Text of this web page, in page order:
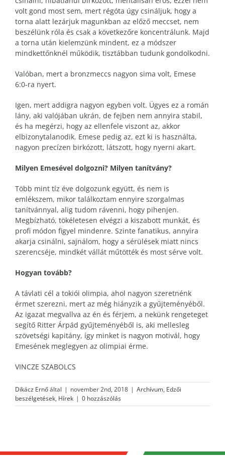
volt gond most sem, mert régóta úgy csináljuk, hogy a
torna alatt lezárjuk magunkban az előző meccset, nem
beszélünk róla és csak a következőre koncentrálunk. Majd
a torna után kielemzünk mindent, ez a módszer
mindkettőnknél működik, tisztábban tudunk gondolkodni.
Valóban, mert a bronzmeccs nagyon sima volt, Emese
6:0-ra nyert.
Igen, mert addigra nagyon egyben volt. Ügyes ez a román
lány, aki valójában ukrán, de fejben nem annyira stabil,
és ha megérzi, hogy az ellenfele viszont az, akkor
elbizonytalanodik. Emese pedig az, ezt ki is használta,
nagyon precízen birkózott, látszott, hogy nyerni akart.
Milyen Emesével dolgozni? Milyen tanítvány?
Több mint tíz éve dolgozunk együtt, és nem is
emlékszem, mikor találkoztam ennyire szorgalmas
tanítvánnyal, alig tudom rávenni, hogy pihenjen.
Megbízható, tökéletesen elvégzi a kiszabott munkát, és
profi módon figyel mindenre. Szinte fanatikus, annyira
akarja csinálni, sajnálom, hogy a sérülések miatt nincs
szerencséje, mindkét vállát műtötték és most sérve volt.
Hogyan tovább?
A távlati cél a tokiói olimpia, ahol nagyon szeretnénk
érmet szerezni, mert az még hiányzik a gyűjteményéből.
Az igazat megvallva az én és férjem, a nekünk rengeteget
segítő Ritter Árpád gyűjteményéből is, aki mellesleg
szövetségi kapitány, így minket is nagyon motivál, hogy
Emesének meglegyen az olimpiai érme.
VINCZE SZABOLCS
Dikácz Ernőáltal | november 2nd, 2018 | Archívum, Edzői
beszélgetések, Hírek | 0 hozzászólás